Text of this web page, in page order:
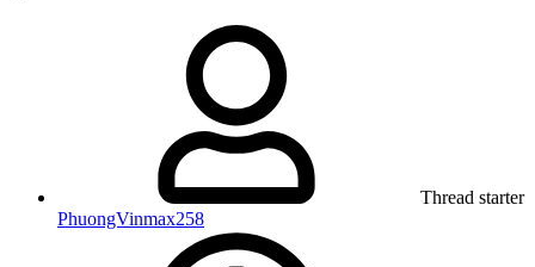
Thread starter
PhuongVinmax258